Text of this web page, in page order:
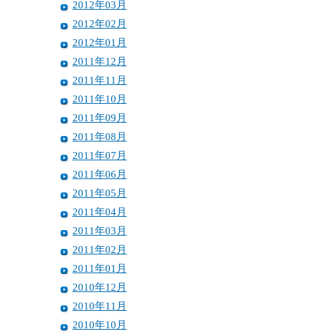
2012年03月
2012年02月
2012年01月
2011年12月
2011年11月
2011年10月
2011年09月
2011年08月
2011年07月
2011年06月
2011年05月
2011年04月
2011年03月
2011年02月
2011年01月
2010年12月
2010年11月
2010年10月